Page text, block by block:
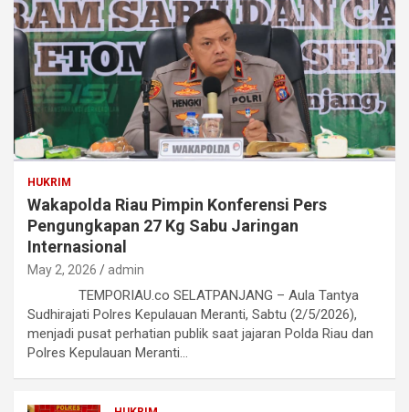
HUKRIM
Wakapolda Riau Pimpin Konferensi Pers
Pengungkapan 27 Kg Sabu Jaringan
Internasional
May 2, 2026 admin
TEMPORIAU.co SELATPANJANG – Aula Tantya
Sudhirajati Polres Kepulauan Meranti, Sabtu (2/5/2026),
menjadi pusat perhatian publik saat jajaran Polda Riau dan
Polres Kepulauan Meranti…